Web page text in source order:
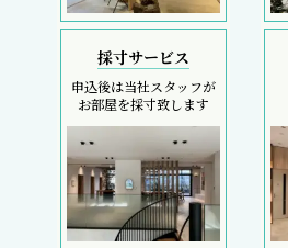
採寸サービス
申込後は当社スタッフが
お部屋を採寸致します